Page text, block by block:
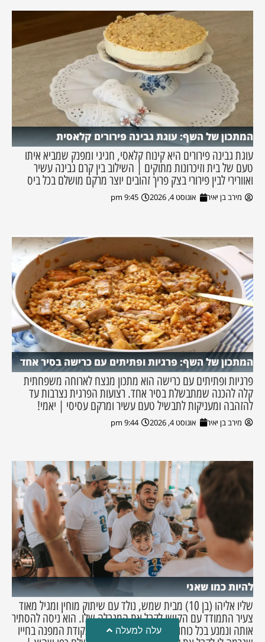
המתכון של השף: עוגת גבינה פירורים קלאסית
עוגת גבינה פירורים היא קינוח קלאסי, חגיגי ומפנק שמביא איתו
טעם של בית וזיכרונות מתוקים | השילוב בין קרם גבינה עשיר
ואוורירי לבין פירורי בצק פריך זהובים יוצר מרקם מושלם בכל ביס
מירב בן יאיר אוגוסט 4, 2026 9:45 pm
המתכון של השף: פרגיות ופתיתים עם כרישה בסיר אחד
פרגיות ופתיתים עם כרישה הוא מתכון מנצח לארוחה משפחתית
קלה להכנה שמתבשלת בסיר אחד. רצועות הפרגית נצרבות עד
להזהבה ומעניקות לתבשיל טעם עשיר ומרקם עסיסי | יאמי!
מירב בן יאיר אוגוסט 4, 2026 9:44 pm
להיות כמו שאני
שליו אליהו (בן 10) מבית שמש, נולד עם שיתוק מוחין ומגיל מאוד
צעיר התמודד עם הקושי לקבל את המגבלה שלו. הוא ניסה להסתיר
אותה ונמנע בכל כוחו לשתף עלייה ואז הגיעה נקודת המפנה בחייו
עלה למעלה